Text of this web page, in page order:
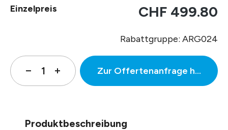
Einzelpreis CHF 499.80
Rabattgruppe: ARG024
Zur Offertenanfrage
Produktbeschreibung